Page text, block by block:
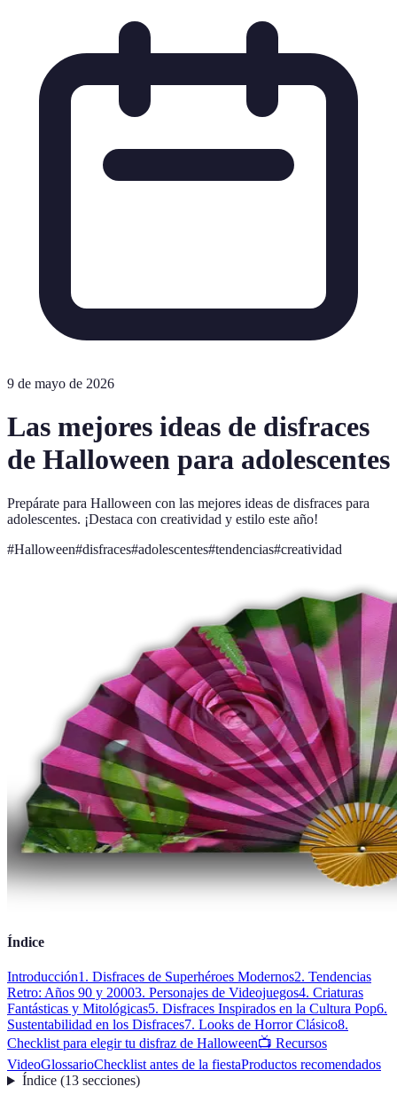
9 de mayo de 2026
Las mejores ideas de disfraces
de Halloween para adolescentes
Prepárate para Halloween con las mejores ideas de disfraces para
adolescentes. ¡Destaca con creatividad y estilo este año!
#Halloween#disfraces#adolescentes#tendencias#creatividad
Índice
Introducción1. Disfraces de Superhéroes Modernos2. Tendencias
Retro: Años 90 y 20003. Personajes de Videojuegos4. Criaturas
Fantásticas y Mitológicas5. Disfraces Inspirados en la Cultura Pop6.
Sustentabilidad en los Disfraces7. Looks de Horror Clásico8.
Checklist para elegir tu disfraz de Halloween📺 Recursos
VideoGlossarioChecklist antes de la fiestaProductos recomendados
Índice(13 secciones)